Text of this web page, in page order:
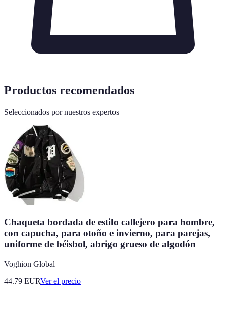
Productos recomendados
Seleccionados por nuestros expertos
Chaqueta bordada de estilo callejero para hombre,
con capucha, para otoño e invierno, para parejas,
uniforme de béisbol, abrigo grueso de algodón
Voghion Global
44.79 EURVer el precio